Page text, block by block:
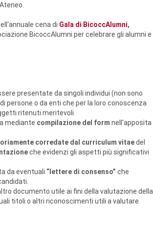
cena di Gala di BicoccAlumni,
BicoccAlumni per celebrare gli alumni e
presentate da singoli individui (non sono
persone o da enti che per la loro conoscenza
ritenuti meritevoli.
mediante compilazione del form nell'apposita
corredate dal curriculum vitaedel
che evidenzi gli aspetti più significativi
da eventuali “lettere di consenso” che
documento utile ai fini della valutazione della
titoli o altri riconoscimenti utili a valutare
28
05 27 28 29 30 31 01